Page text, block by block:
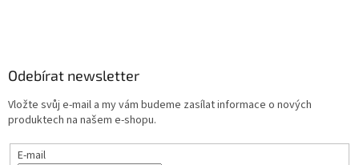
Odebírat newsletter
Vložte svůj e-mail a my vám budeme zasílat informace o nových
produktech na našem e-shopu.
E-mail